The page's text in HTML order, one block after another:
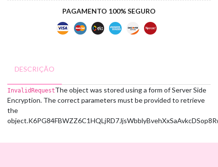
PAGAMENTO 100% SEGURO
DESCRIÇÃO
InvalidRequestThe object was stored using a form of Server Side
Encryption. The correct parameters must be provided to retrieve
the
object.K6PG84FBWZZ6C1HQ